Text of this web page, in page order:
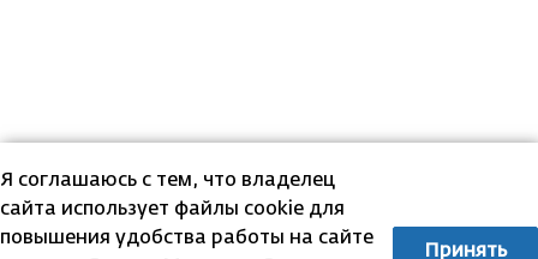
Я соглашаюсь с тем, что владелец
сайта использует файлы cookie для
повышения удобства работы на сайте
Принять